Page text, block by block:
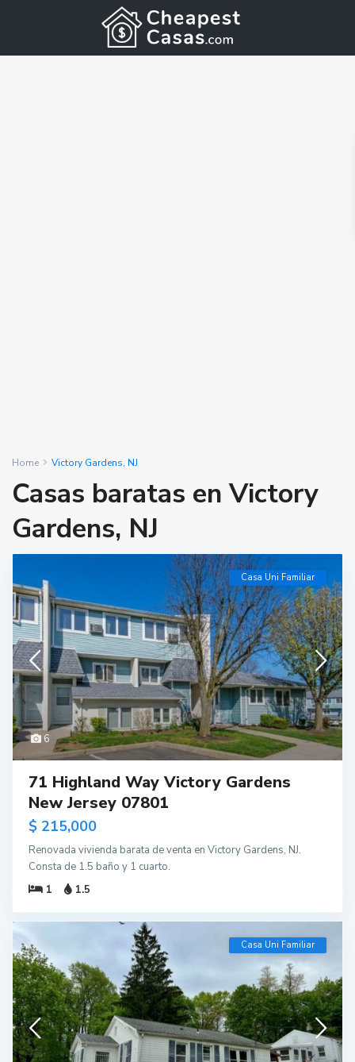
Home Victory Gardens, NJ
Casas baratas en Victory
Gardens, NJ
6
Casa Uni Familiar
71 Highland Way Victory Gardens
New Jersey 07801
$ 215,000
Renovada vivienda barata de venta en Victory Gardens, NJ.
Consta de 1.5 baño y 1 cuarto.
1
1.5
Casa Uni Familiar